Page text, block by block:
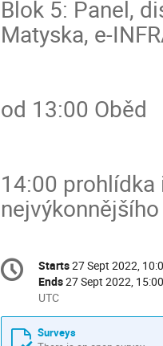
Blok 5: Panel,
Matyska, e-
od 13:00 Oběd
14:00
Conference
information
Date/Time
Starts27 Sept 2022,
Ends27 Sept 2022, 15:00
All
times
are
UTC
Surveys